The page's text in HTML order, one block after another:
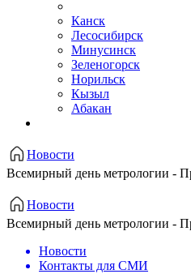
Канск
Лесосибирск
Минусинск
Зеленогорск
Норильск
Кызыл
Абакан
Новости
Всемирный день метрологии -
Новости
Всемирный день метрологии -
Новости
Контакты для СМИ